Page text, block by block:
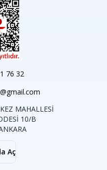
76 32
MAHALLESİ
10/B
Aç